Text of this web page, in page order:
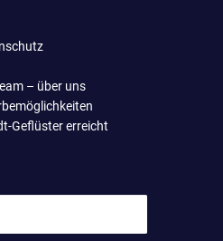
– über uns
Geflüster erreicht